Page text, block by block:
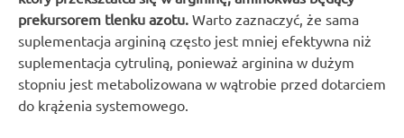
prekursorem tlenku azotu. Warto zaznaczyć, że sama
suplementacja argininą często jest mniej efektywna niż
suplementacja cytruliną, ponieważ arginina w dużym
stopniu jest metabolizowana w wątrobie przed dotarciem
do krążenia systemowego.